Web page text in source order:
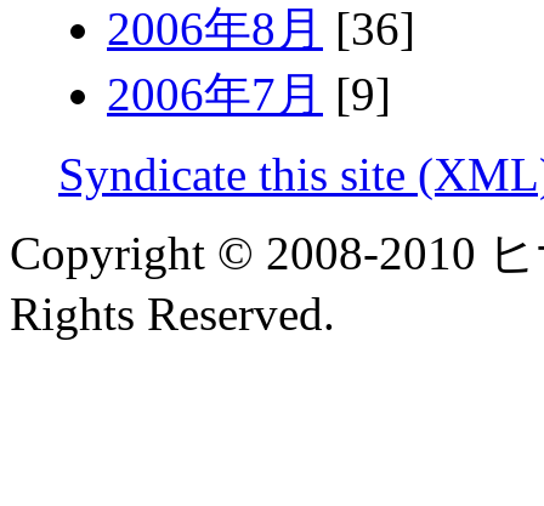
2006年8月 [36]
2006年7月 [9]
Syndicate this site
Copyright © 2008-2010
Rights Reserved.